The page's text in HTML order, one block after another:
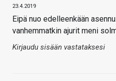
23.4.2019
Eipä nuo edelleenkään
vanhemmatkin ajurit meni
Kirjaudu sisään vastataksesi